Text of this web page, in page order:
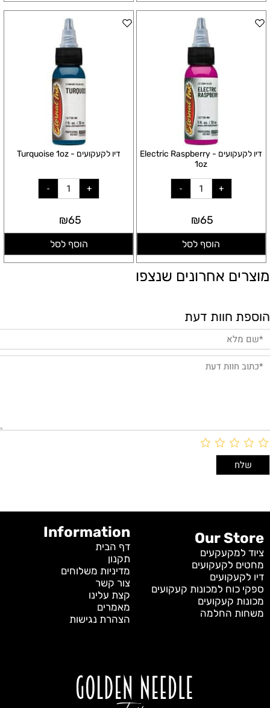
דיו לקעקועים - Electric Raspberry
1oz
₪65
הוסף לסל
דיו לקעקועים - Turquoise 1oz
₪65
הוסף לסל
מוצרים אחרונים שנצפו
הוספת חוות דעת
Our Store
ציוד למקעקעים
מחטים לקעקועים
דיו לקעקועים
ספקי כוח למכונות קעקועים
מכונות קעקועים
משחות החלמה
Information
דף הבית
תקנון
מדיניות משלוחים
צור קשר
קצת עלינו
מאמרים
הצהרת נגישות